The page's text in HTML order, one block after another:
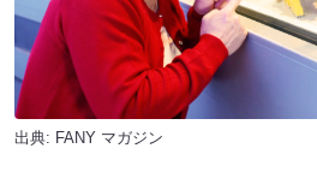
出典: FANY マガジン